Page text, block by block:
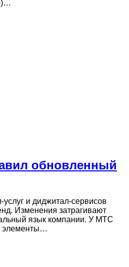
обновленный
и диджитал-сервисов
Изменения затрагивают
язык компании. У МТС
элементы…